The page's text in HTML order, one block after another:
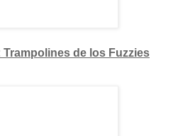
de los Fuzzies